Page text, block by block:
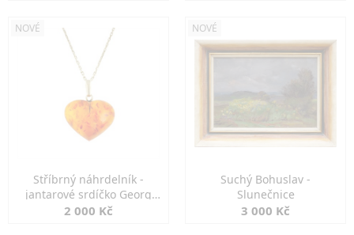
NOVÉ
Stříbrný náhrdelník -
jantarové srdíčko Georg
Kramer
2 000 Kč
NOVÉ
Suchý Bohuslav -
Slunečnice
3 000 Kč